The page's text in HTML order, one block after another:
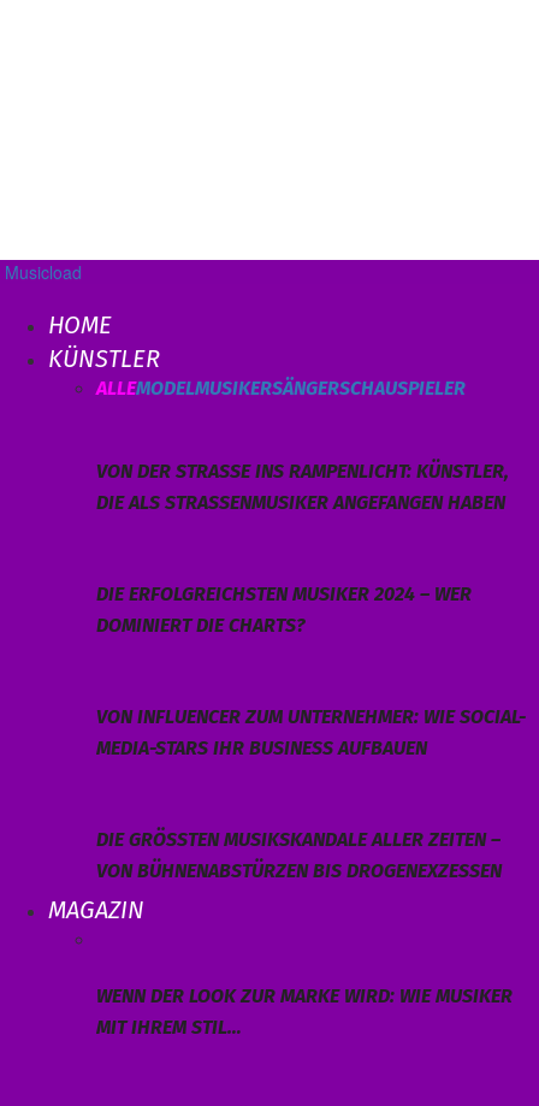
Musicload
HOME
KÜNSTLER
ALLEMODELMUSIKERSÄNGERSCHAUSPIELER
VON DER STRASSE INS RAMPENLICHT: KÜNSTLER, D
IE ALS STRASSENMUSIKER ANGEFANGEN HABEN
DIE ERFOLGREICHSTEN MUSIKER 2024 – WER
DOMINIERT DIE CHARTS?
VON INFLUENCER ZUM UNTERNEHMER: WIE SOCIAL-
MEDIA-STARS IHR BUSINESS AUFBAUEN
DIE GRÖSSTEN MUSIKSKANDALE ALLER ZEITEN – V
ON BÜHNENABSTÜRZEN BIS DROGENEXZESSEN
MAGAZIN
WENN DER LOOK ZUR MARKE WIRD: WIE MUSIKER
MIT IHREM STIL…